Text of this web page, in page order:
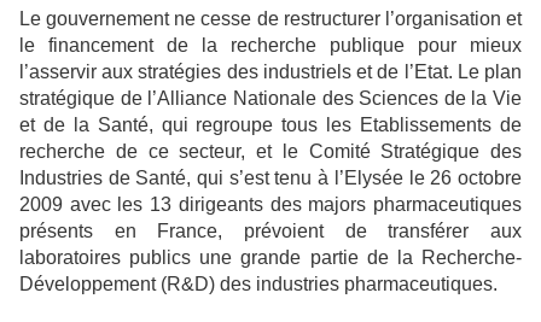
Le gouvernement ne cesse de restructurer l’organisation et
le financement de la recherche publique pour mieux
l’asservir aux stratégies des industriels et de l’Etat. Le plan
stratégique de l’Alliance Nationale des Sciences de la Vie
et de la Santé, qui regroupe tous les Etablissements de
recherche de ce secteur, et le Comité Stratégique des
Industries de Santé, qui s’est tenu à l’Elysée le 26 octobre
2009 avec les 13 dirigeants des majors pharmaceutiques
présents en France, prévoient de transférer aux
laboratoires publics une grande partie de la Recherche-
Développement (R&D) des industries pharmaceutiques.